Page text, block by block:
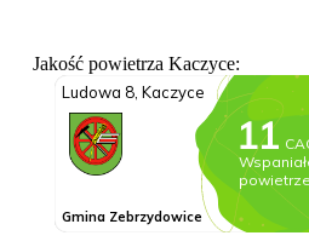
Jakość powietrza Kaczyce: